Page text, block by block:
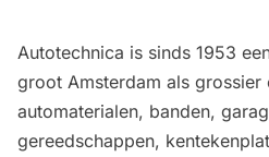
Autotechnica is sinds 1953
groot Amsterdam als
automaterialen, banden,
gereedschappen,